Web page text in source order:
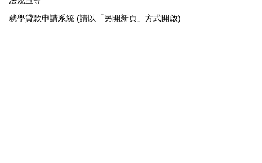
就學貸款申請系統 (請以「另開新頁」方式開啟)